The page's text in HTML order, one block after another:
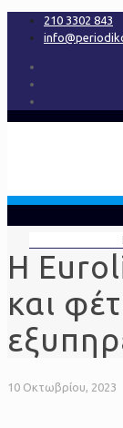
210 3302 843
Η
και
10 Οκτωβρίου, 2023